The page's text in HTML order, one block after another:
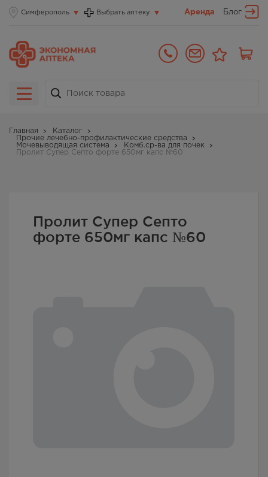
Симферополь Выбрать аптеку Аренда Блог
Главная
Каталог
Прочие лечебно-профилактические средства
Мочевыводящая система
Комб.ср-ва для почек
Пролит Супер Септо форте 650мг капс №60
Пролит Супер Септо
форте 650мг капс №60